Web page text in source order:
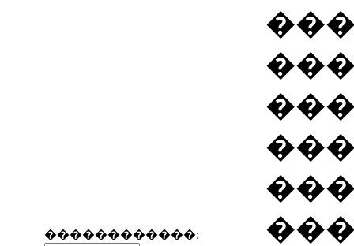
������������: